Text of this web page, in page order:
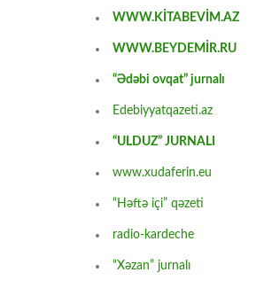
WWW.KİTABEVİM.AZ
WWW.BEYDEMİR.RU
“Ədəbi ovqat” jurnalı
Edebiyyatqazeti.az
“ULDUZ” JURNALI
www.xudaferin.eu
“Həftə içi” qəzeti
radio-kardeche
“Xəzan” jurnalı